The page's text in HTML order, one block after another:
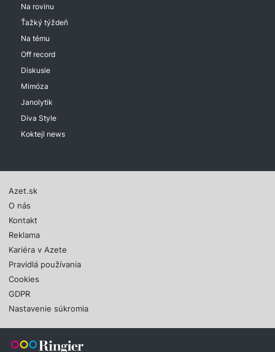
Na rovinu
Ťažký týždeň
Na tému
Off record
Diskusie
Mimóza
Janolytik
Diva Style
Koktejl news
Azet.sk
O nás
Kontakt
Reklama
Kariéra v Azete
Pravidlá používania
Cookies
GDPR
Nastavenie súkromia